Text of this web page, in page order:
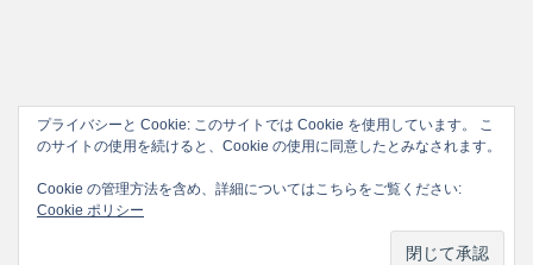
プライバシーと Cookie: このサイトでは Cookie を使用しています。 こ
のサイトの使用を続けると、Cookie の使用に同意したとみなされます。
Cookie の管理方法を含め、詳細についてはこちらをご覧ください:
Cookie ポリシー